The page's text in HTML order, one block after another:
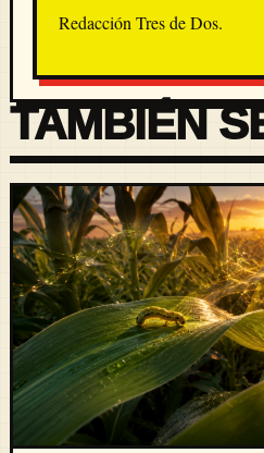
Redacción Tres de Dos.
TAMBIÉN